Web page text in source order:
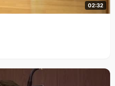
02:32